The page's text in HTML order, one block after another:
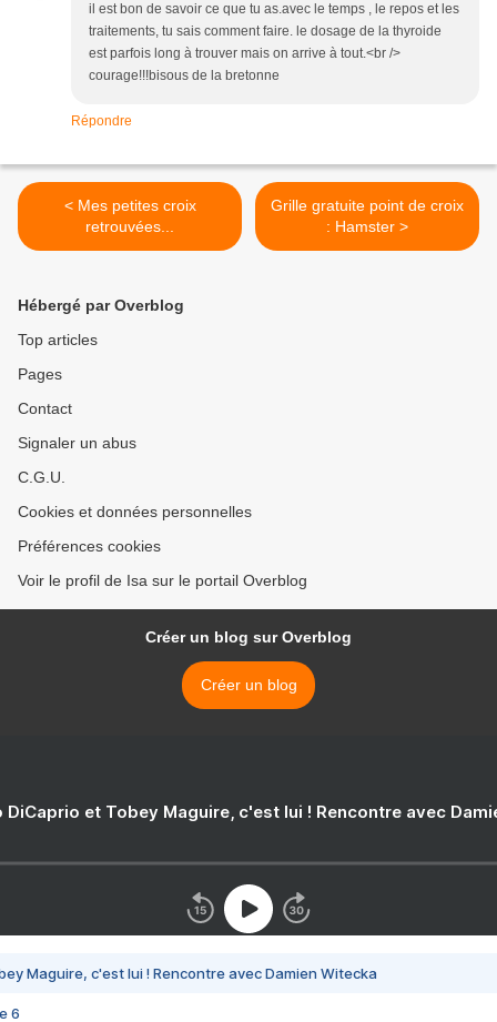
il est bon de savoir ce que tu as.avec le temps , le repos et les
traitements, tu sais comment faire. le dosage de la thyroide
est parfois long à trouver mais on arrive à tout.<br />
courage!!!bisous de la bretonne
Répondre
< Mes petites croix
retrouvées...
Grille gratuite point de croix
: Hamster >
Hébergé par Overblog
Top articles
Pages
Contact
Signaler un abus
C.G.U.
Cookies et données personnelles
Préférences cookies
Voir le profil de Isa sur le portail Overblog
Créer un blog sur Overblog
Créer un blog
DiCaprio et Tobey Maguire, c'est lui ! Rencontre avec
Maguire, c'est lui ! Rencontre avec Damien Witecka
6